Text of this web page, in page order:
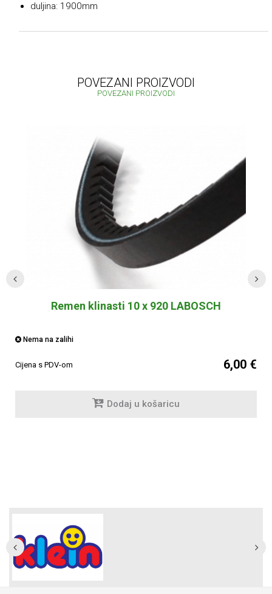
duljina: 1900mm
POVEZANI PROIZVODI
POVEZANI PROIZVODI
Remen klinasti 10 x 920 LABOSCH
Nema na zalihi
Cijena s PDV-om 6,00 €
Dodaj u košaricu